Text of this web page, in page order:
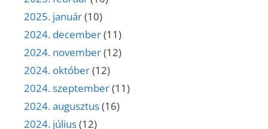
2025. január(10)
2024. december(11)
2024. november(12)
2024. október(12)
2024. szeptember(11)
2024. augusztus(16)
2024. július(12)